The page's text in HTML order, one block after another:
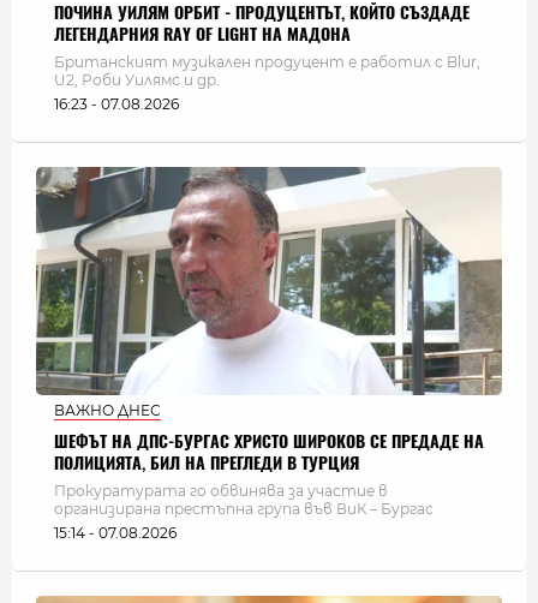
ПОЧИНА УИЛЯМ ОРБИТ - ПРОДУЦЕНТЪТ, КОЙТО СЪЗДАДЕ
ЛЕГЕНДАРНИЯ RAY OF LIGHT НА МАДОНА
Британският музикален продуцент е работил с Blur,
U2, Роби Уилямс и др.
16:23 - 07.08.2026
ВАЖНО ДНЕС
ШЕФЪТ НА ДПС-БУРГАС ХРИСТО ШИРОКОВ СЕ ПРЕДАДЕ НА
ПОЛИЦИЯТА, БИЛ НА ПРЕГЛЕДИ В ТУРЦИЯ
Прокуратурата го обвинява за участие в
организирана престъпна група във ВиК – Бургас
15:14 - 07.08.2026